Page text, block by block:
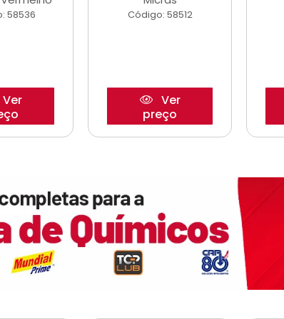
58536
Ver
Código: 58512
Ver
preço